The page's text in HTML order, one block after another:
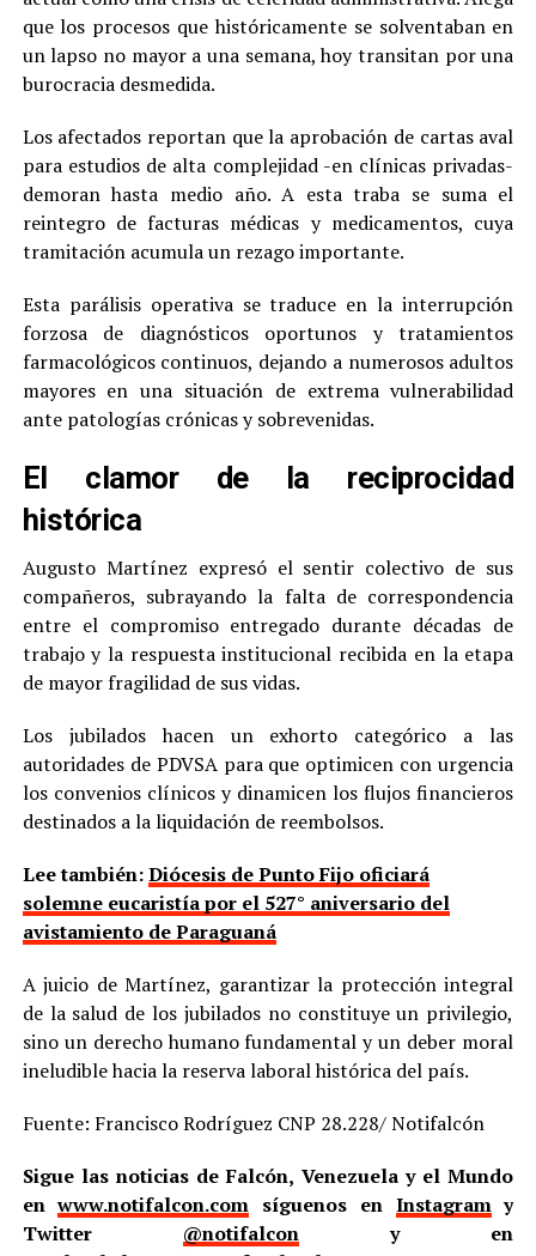
que los procesos que históricamente se solventaban en
un lapso no mayor a una semana, hoy transitan por una
burocracia desmedida.
Los afectados reportan que la aprobación de cartas aval
para estudios de alta complejidad -en clínicas privadas-
demoran hasta medio año. A esta traba se suma el
reintegro de facturas médicas y medicamentos, cuya
tramitación acumula un rezago importante.
Esta parálisis operativa se traduce en la interrupción
forzosa de diagnósticos oportunos y tratamientos
farmacológicos continuos, dejando a numerosos adultos
mayores en una situación de extrema vulnerabilidad
ante patologías crónicas y sobrevenidas.
El clamor de la reciprocidad
histórica
Augusto Martínez expresó el sentir colectivo de sus
compañeros, subrayando la falta de correspondencia
entre el compromiso entregado durante décadas de
trabajo y la respuesta institucional recibida en la etapa
de mayor fragilidad de sus vidas.
Los jubilados hacen un exhorto categórico a las
autoridades de PDVSA para que optimicen con urgencia
los convenios clínicos y dinamicen los flujos financieros
destinados a la liquidación de reembolsos.
Lee también:Diócesis de Punto Fijo oficiará
solemne eucaristía por el 527° aniversario del
avistamiento de Paraguaná
A juicio de Martínez, garantizar la protección integral
de la salud de los jubilados no constituye un privilegio,
sino un derecho humano fundamental y un deber moral
ineludible hacia la reserva laboral histórica del país.
Fuente: Francisco Rodríguez CNP 28.228/ Notifalcón
Sigue las noticias de Falcón, Venezuela y el Mundo
enwww.notifalcon.com síguenos en Instagramy
Twitter @notifalcony en